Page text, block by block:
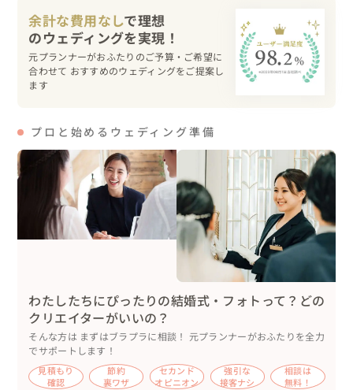
たウェルカムドリンクなど、様々なコンテンツも用意🍹
会場OPENを『ビッグクラッカー』で、華やかにお知らせ
太鼓の音色に合わせて花びらが舞う中、おふたりがご入場
乾杯後はゲストとゆっくり会話を楽しまれ、和やかな時間
に。
その後は、新郎様のご紹介でご友人がMCとして登場🎤
おふたり中座後は、ご友人によるフリートークで盛り上げ
ていただきました。
続いて、ウェディングドレス姿で再入場。
おふたりが、各卓を回りながらグラスを合わせたり、ゲス
トへインタビューを行ったり、会場全体を巻き込んで楽し
い時間をお過ごしいただきました🥂
再びのご中座では、ここまで盛り上げてくださったご友人
MCも一緒にご退場されました。
余計な費用なしで理想
元プランナーがおふたりのご予算・ご希望に
合わせて おすすめのウェディングをご提案し
ます
プロと始めるウェディング準備
わたしたちにぴったりの結婚式・フォトって？どの
クリエイターがいいの？
そんな方は まずはブラプラに相談！ 元プランナーがおふたりを全力
でサポートします！
見積もり
確認
節約
裏ワザ
セカンド
オピニオン
強引な
接客ナシ
相談は
無料！